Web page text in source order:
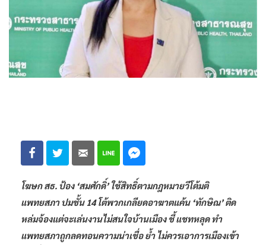
โฆษก สธ. ป้อง ‘สมศักดิ์’ ใช้สิทธิ์ตามกฎหมายวีโต้มติ
แพทยสภา ปมชั้น 14 โต้พวกเกลียดอาฆาตแค้น ‘ทักษิณ’ ติด
หล่มจ้องแต่จะเล่นงานไม่สนใจบ้านเมือง ชี้ แชทหลุด ทำ
แพทยสภาถูกลดทอนความน่าเชื่อ ย้ำ ไม่ควรเอาการเมืองเข้า